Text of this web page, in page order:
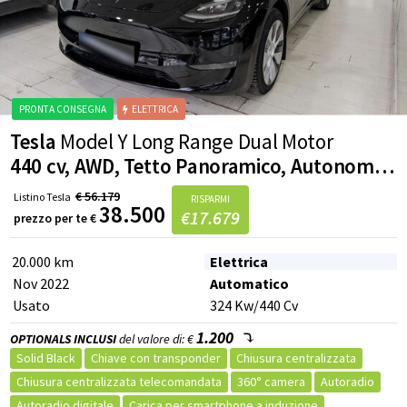
Sedili posteriori sdoppiabili
Climatizzatore Automatico
Supporto lombare
Bracciolo Sedili sportivi
Airbag testa
Park distance control
Airbag posteriore
Sistema di chiamata di emergenza
Airbag per la testa
Sensore di luminosità
Trazione Integrale
EDS (Antislittamento in partenza)
Tesla Model Y Long Range Dual Motor
440 cv, AWD, Tetto Panoramico, Autonomia WLTP 533km, 0-100km/h 5.0 sec
prezzo per te€38.500
ListinoTesla €56.179 RISPARMI
€17.679
20.000 km
Elettrica
Nov 2022
Automatico
Usato
324 Kw/440 Cv
OPTIONALS INCLUSIdel valore di: €1.200
Solid Black Chiave con transponder
Chiusura centralizzata
Chiusura centralizzata telecomandata
360° camera
Autoradio